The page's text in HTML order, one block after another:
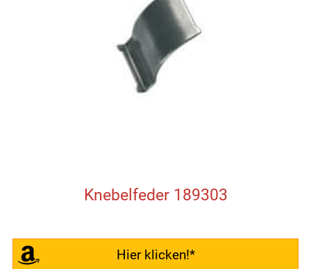
Knebelfeder 189303
Hier klicken!*